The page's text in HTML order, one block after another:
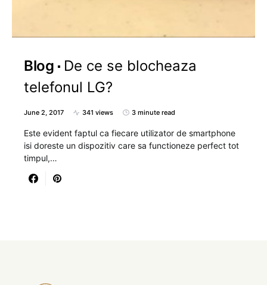
Blog
De ce se blocheaza
telefonul LG?
June 2, 2017 341 views 3 minute read
Este evident faptul ca fiecare utilizator de smartphone
isi doreste un dispozitiv care sa functioneze perfect tot
timpul,…